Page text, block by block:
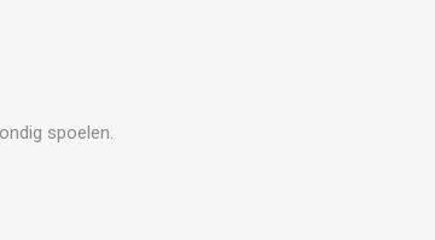
spoelen.